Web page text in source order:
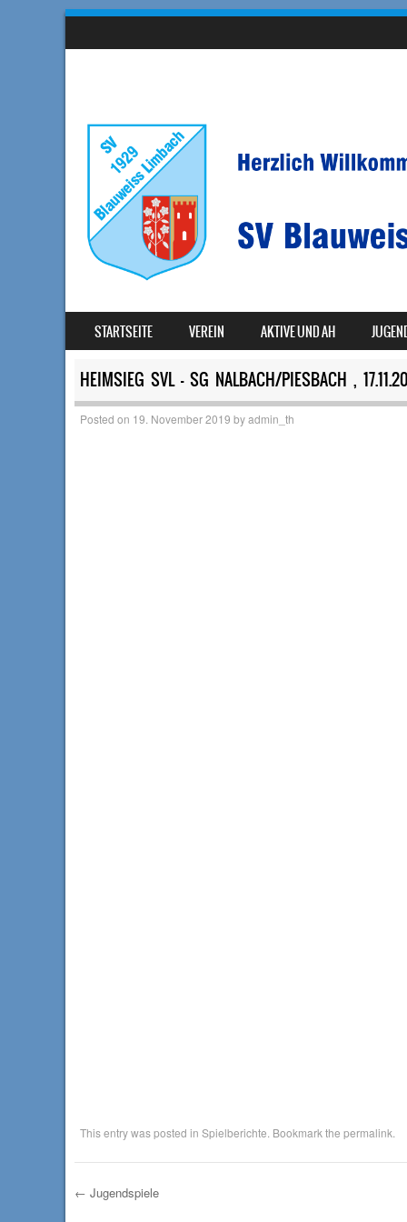
MENU
SKIP TO CONTENT
STARTSEITE VEREIN AKTIVE UND AH
HEIMSIEG SVL – SG NALBACH/PIESBACH ,
Posted on 19. November 2019 byadmin_th
This entry was posted in Spielberichte . Bookmark the permalink
← Jugendspiele